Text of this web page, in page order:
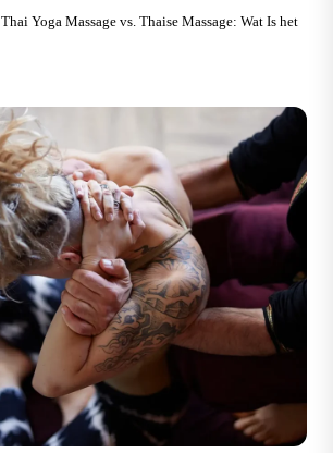
Thai Yoga Massage vs. Thaise Massage: Wat Is het